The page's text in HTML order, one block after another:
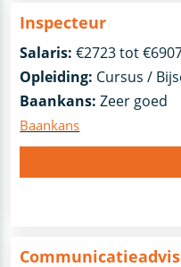
Inspecteur
Salaris: €2723 tot
Opleiding: Cursus /
Baankans: Zeer goed
Baankans